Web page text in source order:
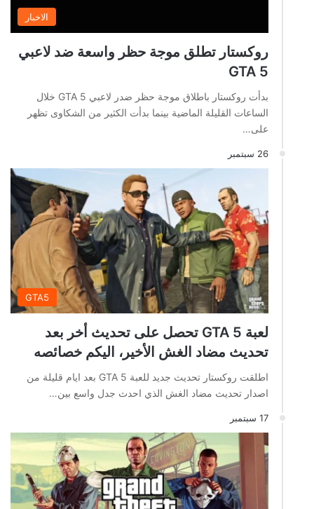
الاخبار
روكستار تطلق موجة حظر واسعة ضد لاعبي
GTA 5
بدأت روكستار باطلاق موجة حظر ضدر لاعبي GTA 5 خلال
الساعات القليلة الماضية بينما بدأت الكثير من الشكاوى تظهر
على…
26 سبتمبر
GTA5
لعبة GTA 5 تحصل على تحديث أخر بعد
تحديث مضاد الغش الأخير، اليكم خصائصه
اطلقت روكستار تحديث جديد للعبة GTA 5 بعد ايام قليلة من
اصدار تحديث مضاد الغش الذي احدث جدل واسع بين…
17 سبتمبر